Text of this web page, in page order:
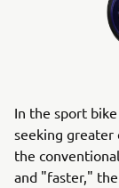
In the sport
seeking greater
the
and "faster,"